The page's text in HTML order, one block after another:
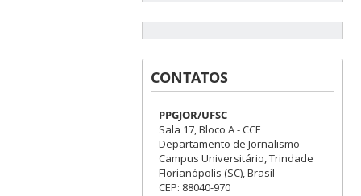
CONTATOS
PPGJOR/UFSC
Sala 17, Bloco A - CCE
Departamento de Jornalismo
Campus Universitário, Trindade
Florianópolis (SC), Brasil
CEP: 88040-970